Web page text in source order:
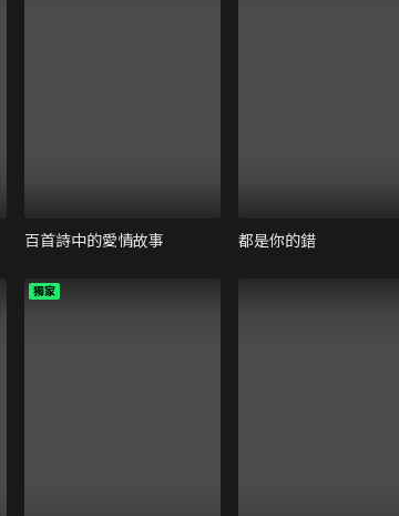
百首詩中的愛情故事 都是你的錯
獨家